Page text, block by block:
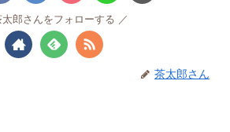
太郎さんをフォローする
茶太郎さん